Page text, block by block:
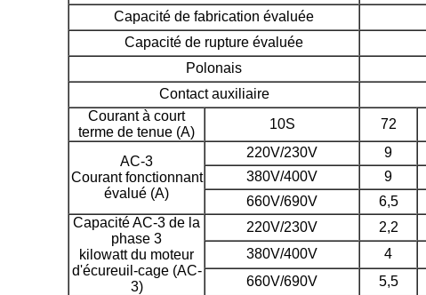
Capacité de fabrication évaluée
Capacité de rupture évaluée
Polonais
Contact auxiliaire
Courant à court
terme de tenue (A)
10S 72
AC-3
Courant fonctionnant
évalué (A)
220V/230V 9
380V/400V
9
660V/690V
6,5
Capacité AC-3 de la
phase 3
kilowatt du moteur
d'écureuil-cage (AC-
3)
220V/230V 2,2
380V/400V
4
660V/690V
5,5